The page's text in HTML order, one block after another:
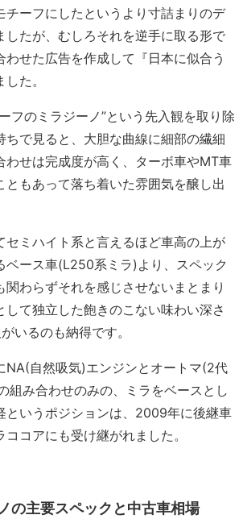
チーフにしたというより寸詰まりのデ
したが、むしろそれを逆手に取る形で
わせた広告を作成して『日本に似合う
た。
フのミラジーノ”という先入観を取り除
ちで見ると、大胆な曲線に細部の繊細
わせは完成度が高く、ターボ車やMT車
ともあって落ち着いた雰囲気を醸し出
セミハイト系と言えるほど車高の上が
ベース車(L250系ミラ)より、スペック
関わらずそれを感じさせないまとまり
して独立した飽きのこない味わい深さ
いるのも納得です。
NA(自然吸気)エンジンとオートマ(2代
組み合わせのみの、ミラをベースとし
というポジションは、2009年に後継車
コアにも受け継がれました。
の主要スペックと中古車相場